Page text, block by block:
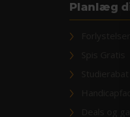
Planlæg
Deals og